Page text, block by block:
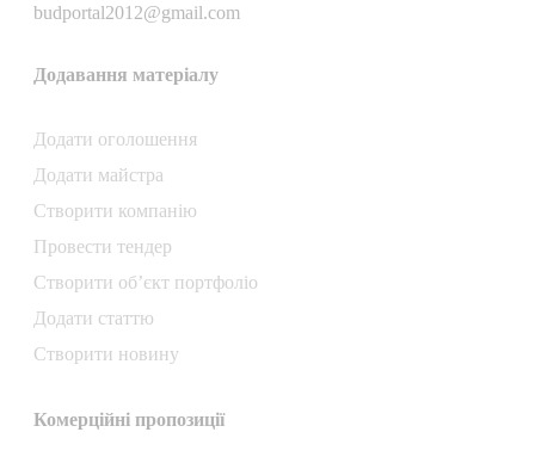
budportal2012@gmail.com
Додавання матеріалу
Додати oголошення
Додати майстра
Створити компанiю
Провести тендер
Створити об’єкт портфоліо
Додати статтю
Створити новину
Комерційні пропозиції